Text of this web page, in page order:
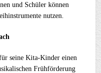
und Schüler können
nutzen.
seine Kita-Kinder einen
Frühförderung